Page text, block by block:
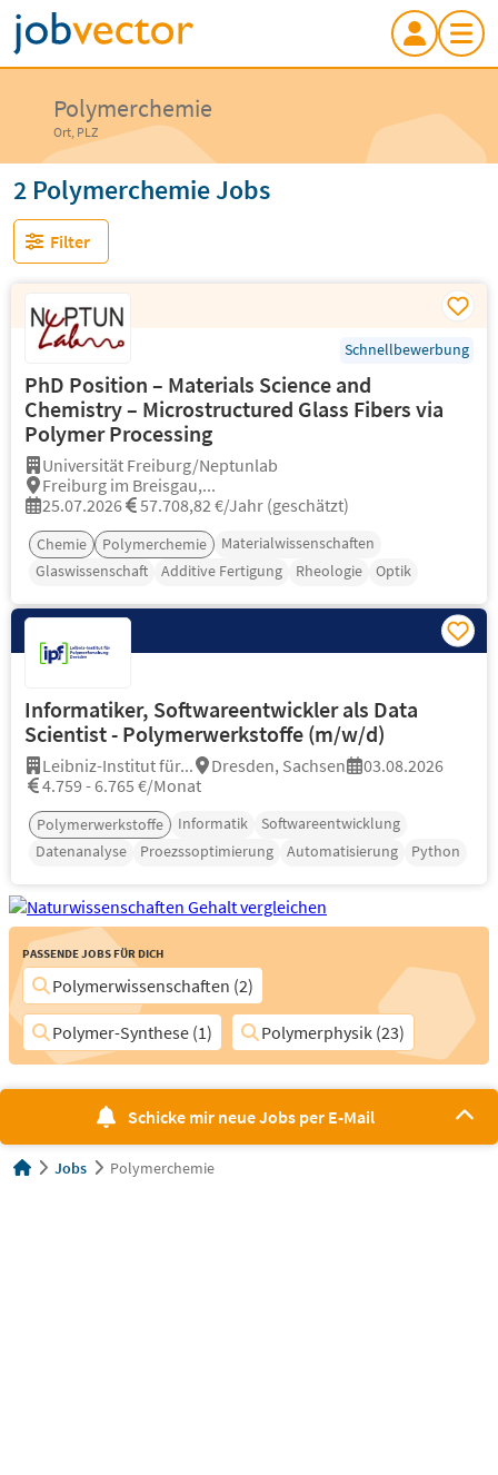
Polymerchemie
Ort, PLZ
2 Polymerchemie Jobs
Filter
Schnellbewerbung
PhD Position – Materials Science and
Chemistry – Microstructured Glass Fibers via
Polymer Processing
Universität Freiburg/Neptunlab
Freiburg im Breisgau,...
25.07.2026
57.708,82 €/Jahr (geschätzt)
Chemie Polymerchemie
Materialwissenschaften
Glaswissenschaft
Additive Fertigung Rheologie Optik
Informatiker, Softwareentwickler als Data
Scientist - Polymerwerkstoffe (m/w/d)
Leibniz-Institut für... Dresden, Sachsen
03.08.2026
4.759 - 6.765 €/Monat
Polymerwerkstoffe Informatik
Softwareentwicklung
Datenanalyse
Proezssoptimierung Automatisierung Python
Passende Jobs für Dich
Polymerwissenschaften (2)
Polymer-Synthese (1) Polymerphysik (23)
Schicke mir neue Jobs per E-Mail
Jobs Polymerchemie